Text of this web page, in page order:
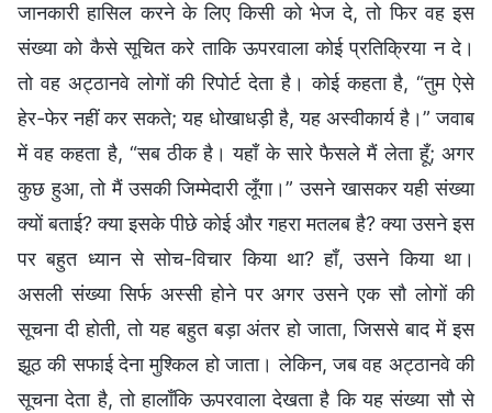
जानकारी हासिल करने के लिए किसी को भेज दे, तो फिर वह इस
संख्या को कैसे सूचित करे ताकि ऊपरवाला कोई प्रतिक्रिया न दे।
तो वह अट्ठानवे लोगों की रिपोर्ट देता है। कोई कहता है, “तुम ऐसे
हेर-फेर नहीं कर सकते; यह धोखाधड़ी है, यह अस्वीकार्य है।” जवाब
में वह कहता है, “सब ठीक है। यहाँ के सारे फैसले मैं लेता हूँ; अगर
कुछ हुआ, तो मैं उसकी जिम्मेदारी लूँगा।” उसने खासकर यही संख्या
क्यों बताई? क्या इसके पीछे कोई और गहरा मतलब है? क्या उसने इस
पर बहुत ध्यान से सोच-विचार किया था? हाँ, उसने किया था।
असली संख्या सिर्फ अस्सी होने पर अगर उसने एक सौ लोगों की
सूचना दी होती, तो यह बहुत बड़ा अंतर हो जाता, जिससे बाद में इस
झूठ की सफाई देना मुश्किल हो जाता। लेकिन, जब वह अट्ठानवे की
सूचना देता है, तो हालाँकि ऊपरवाला देखता है कि यह संख्या सौ से